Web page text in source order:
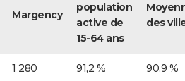
Margency
population
active de
15-64 ans
des
1 280 91,2 % 90,9 %